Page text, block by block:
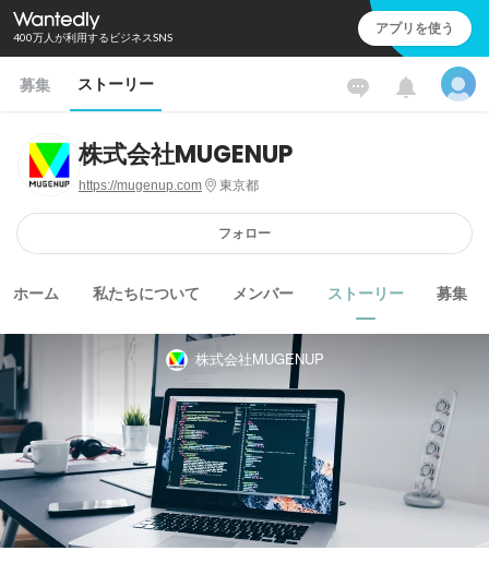
400万人が利用するビジネスSNS アプリを使う
募集 ストーリー
株式会社MUGENUP
https://mugenup.com 東京都
フォロー
ホーム 私たちについて メンバー ストーリー 募集
株式会社MUGENUP